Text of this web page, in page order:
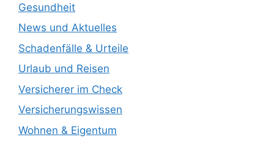
Gesundheit
News und Aktuelles
Schadenfälle & Urteile
Urlaub und Reisen
Versicherer im Check
Versicherungswissen
Wohnen & Eigentum